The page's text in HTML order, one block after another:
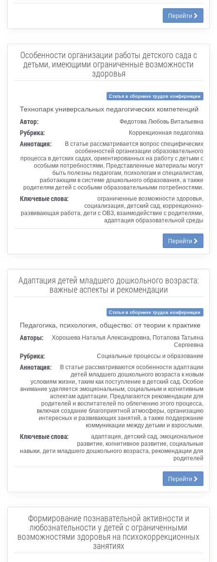
Перейти
Особенности организации работы детского сада с
детьми, имеющими ограниченные возможности
здоровья
Статья в сборнике трудов конференции
Технопарк универсальных педагогических компетенций
Автор: Федотова Любовь Витальевна
Рубрика: Коррекционная педагогика
Аннотация:
В статье рассматривается вопрос специфических
особенностей организации образовательного
процесса в детских садах, ориентированных на работу с детьми с
особыми потребностями. Представленные материалы могут
быть полезны педагогам, психологам и специалистам,
работающим в системе дошкольного образования, а также
родителям детей с особыми образовательными потребностями.
Ключевые слова:
ограниченные возможности здоровья,
социализация, детский сад, коррекционно-
развивающая работа, дети с ОВЗ, взаимодействие с родителями,
адаптация образовательной среды
Перейти
Адаптация детей младшего дошкольного возраста:
важные аспекты и рекомендации
Статья в сборнике трудов конференции
Педагогика, психология, общество: от теории к практике
Авторы:
Хорошева Наталья Александровна, Потапова Татьяна
Сергеевна
Рубрика: Социальные процессы и образование
Аннотация:
В статье рассматриваются особенности адаптации
детей младшего дошкольного возраста к новым
условиям жизни, таким как поступление в детский сад. Особое
внимание уделяется эмоциональным, социальным и когнитивным
аспектам адаптации. Предлагаются рекомендации для
родителей и воспитателей по облегчению этого процесса,
включая создание благоприятной атмосферы, организацию
интересных и развивающих занятий, а также поддержание
коммуникации между детьми и взрослыми.
Ключевые слова:
адаптация, детский сад, эмоциональное
развитие, когнитивное развитие, социальные
навыки, дети младшего дошкольного возраста, рекомендации для
родителей
Перейти
Формирование познавательной активности и
любознательности у детей с ограниченными
возможностями здоровья на психокоррекционных
занятиях